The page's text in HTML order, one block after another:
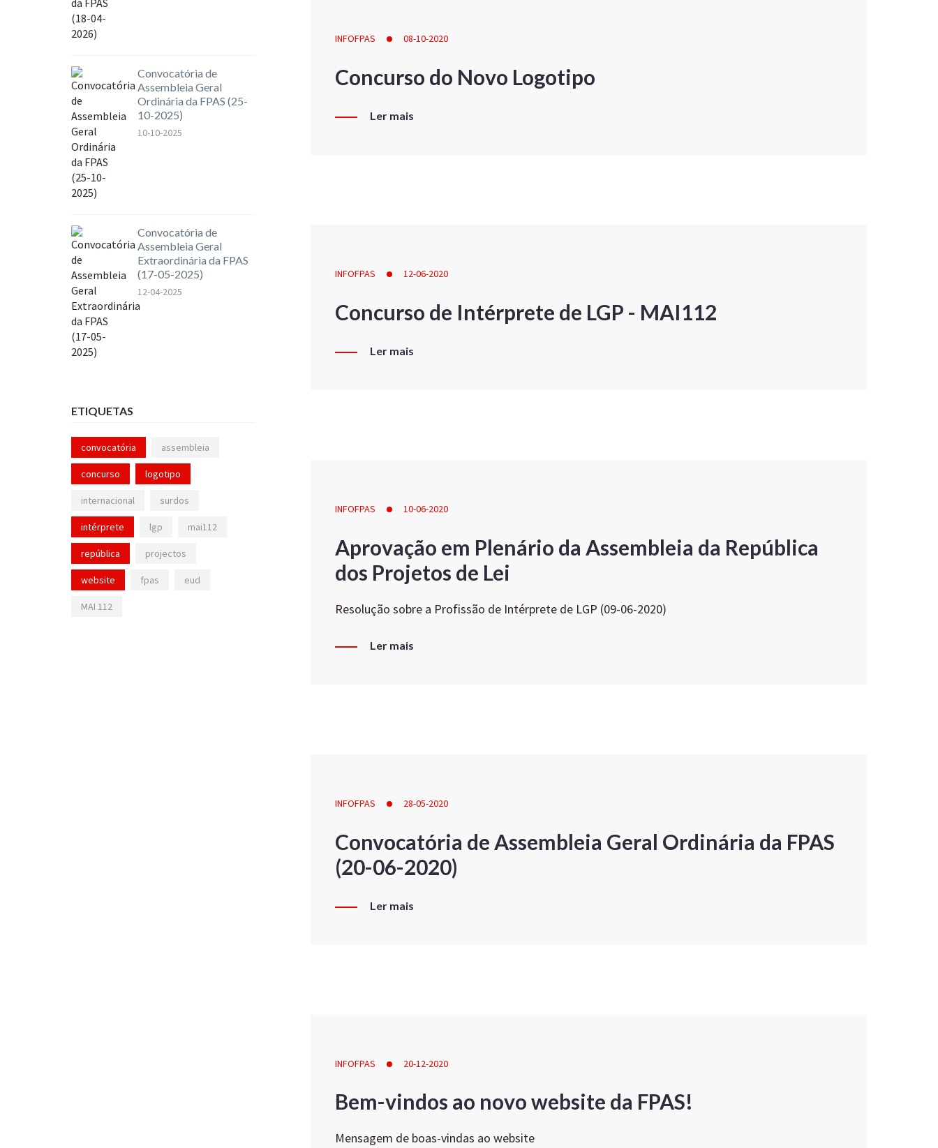
INFOFPAS 08-10-2020
Concurso do Novo Logotipo
Ler mais
INFOFPAS 12-06-2020
Concurso de Intérprete de LGP - MAI112
Ler mais
INFOFPAS 10-06-2020
Aprovação em Plenário da Assembleia da República
dos Projetos de Lei
Resolução sobre a Profissão de Intérprete de LGP (09-06-2020)
Ler mais
INFOFPAS 28-05-2020
Convocatória de Assembleia Geral Ordinária da FPAS
(20-06-2020)
Ler mais
INFOFPAS 20-12-2020
Bem-vindos ao novo website da FPAS!
Mensagem de boas-vindas ao website
Convocatória de
Assembleia Geral
Ordinária da FPAS (25-
10-2025)
10-10-2025
Convocatória de
Assembleia Geral
Extraordinária da FPAS
(17-05-2025)
12-04-2025
ETIQUETAS
convocatória assembleia
concurso logotipo
internacional surdos
intérprete lgp mai112
república projectos
website fpas eud
MAI 112